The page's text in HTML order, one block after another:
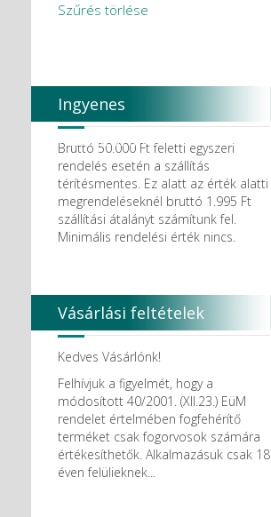
Szűrés törlése
Ingyenes
házhozszállítás
Bruttó 50.000 Ft feletti egyszeri
rendelés esetén a szállítás
térítésmentes. Ez alatt az érték alatti
megrendeléseknél bruttó 1.995 Ft
szállítási átalányt számítunk fel.
Minimális rendelési érték nincs.
Vásárlási feltételek
Kedves Vásárlónk!
Felhívjuk a figyelmét, hogy a
módosított 40/2001. (XII.23.) EüM
rendelet értelmében fogfehérítő
terméket csak fogorvosok számára
értékesíthetők. Alkalmazásuk csak 18
éven felülieknek...